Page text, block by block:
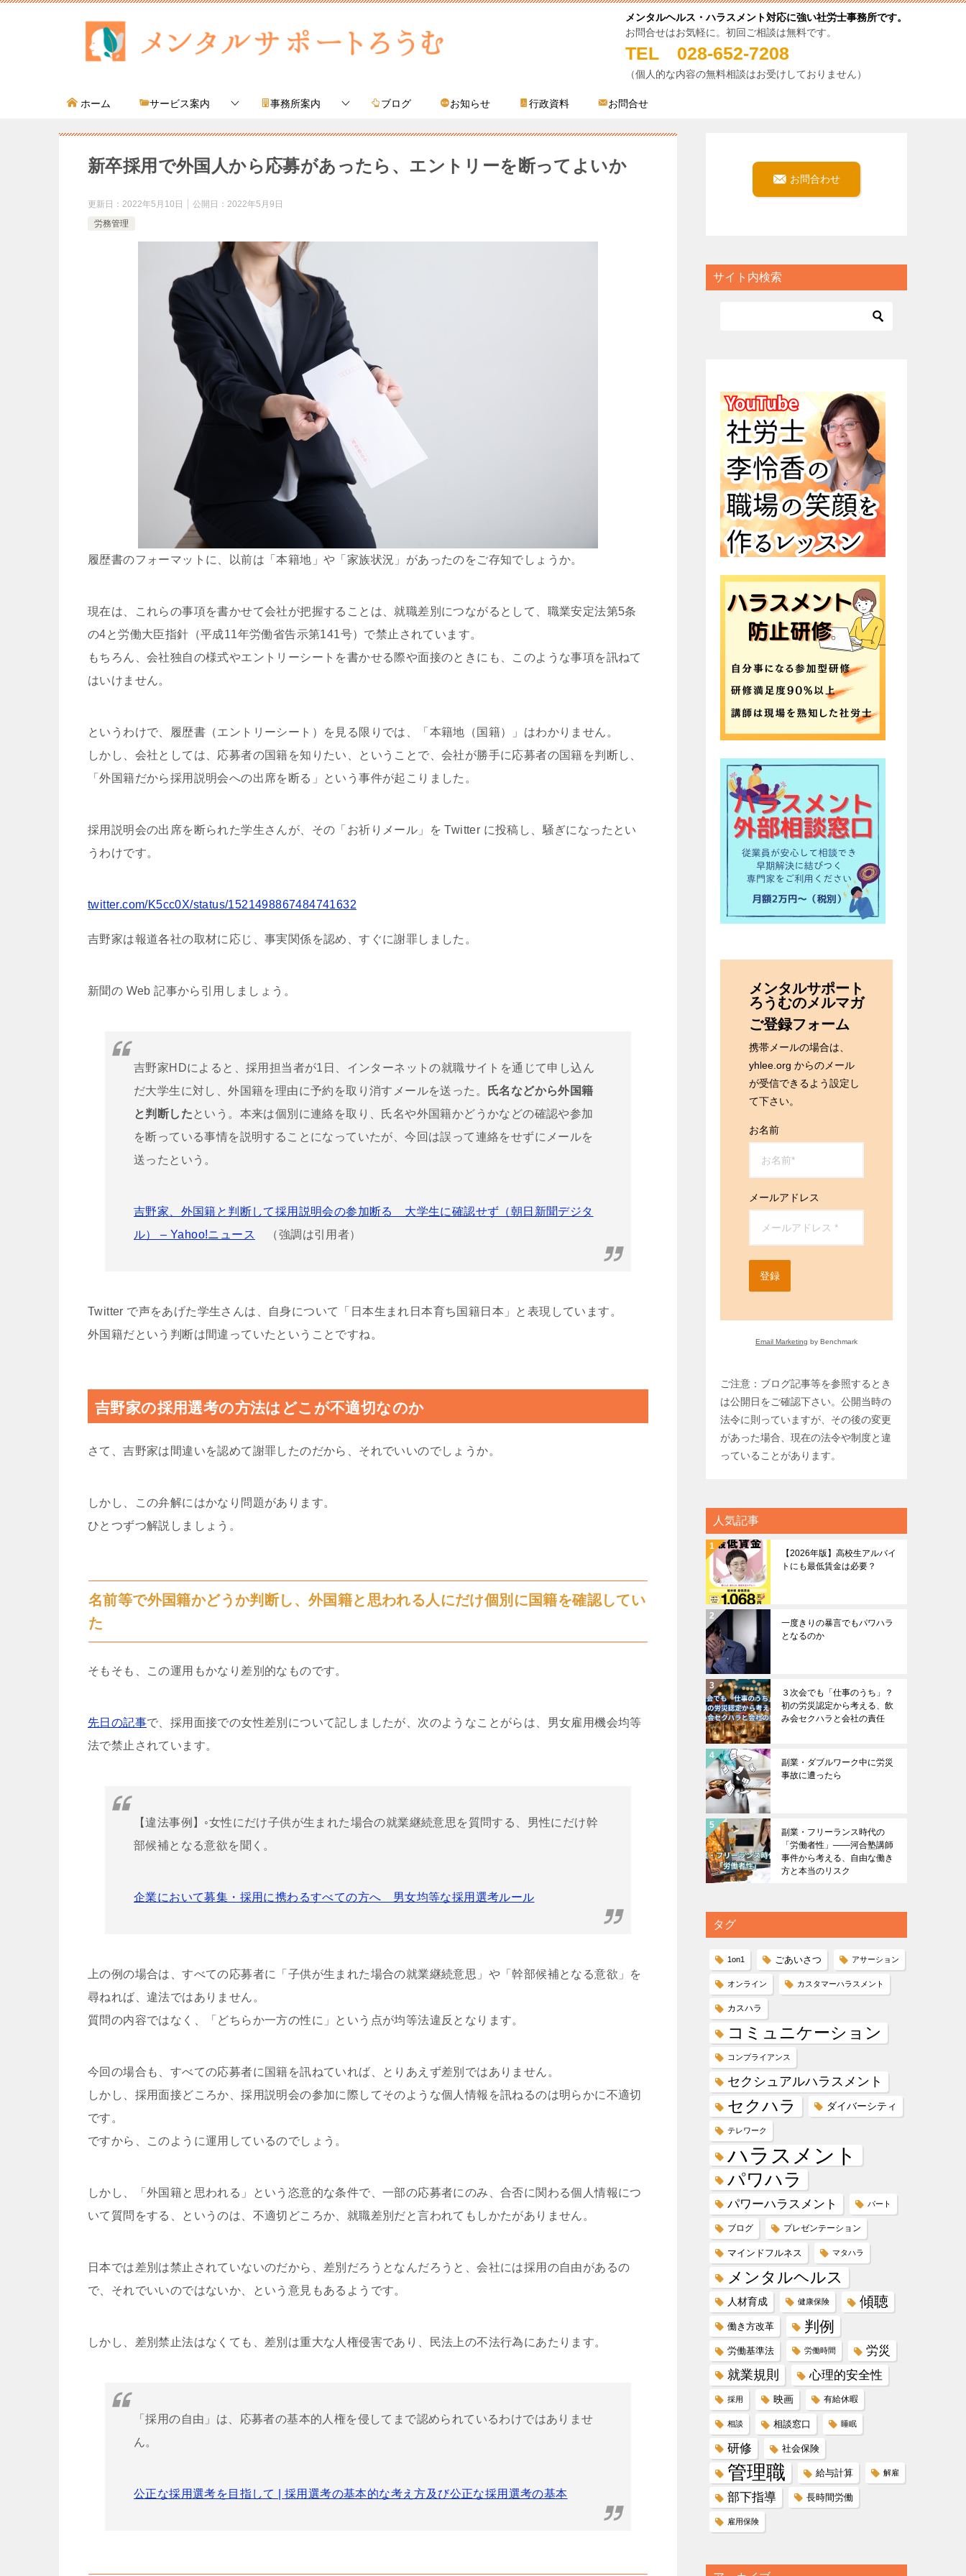
メンタルヘルス・ハラスメント対応に強い社労士事務所です。
お問合せはお気軽に。初回ご相談は無料です。
TEL 028-652-7208
（個人的な内容の無料相談はお受けしておりません）
ホーム サービス案内 事務所案内 ブログ お知らせ 行政資料 お問合せ
新卒採用で外国人から応募があったら、エントリーを断ってよいか
更新日： 2022年5月10日 公開日： 2022年5月9日
労務管理
履歴書のフォーマットに、以前は「本籍地」や「家族状況」があったのをご存知でしょうか。
現在は、これらの事項を書かせて会社が把握することは、就職差別につながるとして、職業安定法第5条
の4と労働大臣指針（平成11年労働省告示第141号）で禁止されています。
もちろん、会社独自の様式やエントリーシートを書かせる際や面接のときにも、このような事項を訊ねて
はいけません。
というわけで、履歴書（エントリーシート）を見る限りでは、「本籍地（国籍）」はわかりません。
しかし、会社としては、応募者の国籍を知りたい、ということで、会社が勝手に応募者の国籍を判断し、
「外国籍だから採用説明会への出席を断る」という事件が起こりました。
採用説明会の出席を断られた学生さんが、その「お祈りメール」を Twitter に投稿し、騒ぎになったとい
うわけです。
twitter.com/K5cc0X/status/1521498867484741632
吉野家は報道各社の取材に応じ、事実関係を認め、すぐに謝罪しました。
新聞の Web 記事から引用しましょう。
吉野家HDによると、採用担当者が1日、インターネットの就職サイトを通じて申し込ん
だ大学生に対し、外国籍を理由に予約を取り消すメールを送った。
氏名などから外国籍
と判断した という。本来は個別に連絡を取り、氏名や外国籍かどうかなどの確認や参加
を断っている事情を説明することになっていたが、今回は誤って連絡をせずにメールを
送ったという。
吉野家、外国籍と判断して採用説明会の参加断る 大学生に確認せず（朝日新聞デジタ
ル） – Yahoo!ニュース
（強調は引用者）
Twitter で声をあげた学生さんは、自身について「日本生まれ日本育ち国籍日本」と表現しています。
外国籍だという判断は間違っていたということですね。
吉野家の採用選考の方法はどこが不適切なのか
さて、吉野家は間違いを認めて謝罪したのだから、それでいいのでしょうか。
しかし、この弁解にはかなり問題があります。
ひとつずつ解説しましょう。
名前等で外国籍かどうか判断し、外国籍と思われる人にだけ個別に国籍を確認してい
た
そもそも、この運用もかなり差別的なものです。
先日の記事で、採用面接での女性差別について記しましたが、次のようなことがらは、男女雇用機会均等
法で禁止されています。
【違法事例】◦女性にだけ子供が生まれた場合の就業継続意思を質問する、男性にだけ幹
部候補となる意欲を聞く。
企業において募集・採用に携わるすべての方へ 男女均等な採用選考ルール
上の例の場合は、すべての応募者に「子供が生まれた場合の就業継続意思」や「幹部候補となる意欲」を
尋ねれば、違法ではありません。
質問の内容ではなく、「どちらか一方の性に」という点が均等法違反となります。
今回の場合も、すべての応募者に国籍を訊ねていれば、とりあえず差別ではありません。
しかし、採用面接どころか、採用説明会の参加に際してそのような個人情報を訊ねるのは明らかに不適切
です。
ですから、このように運用しているのでしょう。
しかし、「外国籍と思われる」という恣意的な条件で、一部の応募者にのみ、合否に関わる個人情報につ
いて質問をする、というのは、不適切どころか、就職差別だと言われてもしかたがありません。
日本では差別は禁止されていないのだから、差別だろうとなんだろうと、会社には採用の自由があるの
で、それでいいのではないか、という意見もあるようです。
しかし、差別禁止法はなくても、差別は重大な人権侵害であり、民法上の不法行為にあたります。
「採用の自由」は、応募者の基本的人権を侵してまで認められているわけではありませ
ん。
公正な採用選考を目指して | 採用選考の基本的な考え方及び公正な採用選考の基本
お問合わせ
サイト内検索
メンタルサポート
ろうむのメルマガ
ご登録フォーム
携帯メールの場合は、
yhlee.org からのメール
が受信できるよう設定し
て下さい。
お名前
メールアドレス
登録
Email Marketing by Benchmark
ご注意：ブログ記事等を参照するとき
は公開日をご確認下さい。公開当時の
法令に則っていますが、その後の変更
があった場合、現在の法令や制度と違
っていることがあります。
人気記事
【2026年版】高校生アルバイ
トにも最低賃金は必要？
一度きりの暴言でもパワハラ
となるのか
３次会でも「仕事のうち」？
初の労災認定から考える、飲
み会セクハラと会社の責任
副業・ダブルワーク中に労災
事故に遭ったら
副業・フリーランス時代の
「労働者性」――河合塾講師
事件から考える、自由な働き
方と本当のリスク
タグ
1on1 ごあいさつ アサーション
オンライン カスタマーハラスメント
カスハラ
コミュニケーション
コンプライアンス
セクシュアルハラスメント
セクハラ ダイバーシティ
テレワーク
ハラスメント
パワハラ
パワーハラスメント パート
ブログ プレゼンテーション
マインドフルネス マタハラ
メンタルヘルス
人材育成 健康保険 傾聴
働き方改革 判例
労働基準法 労働時間 労災
就業規則 心理的安全性
採用 映画 有給休暇
相談 相談窓口 睡眠
研修 社会保険
管理職 給与計算 解雇
部下指導 長時間労働
雇用保険